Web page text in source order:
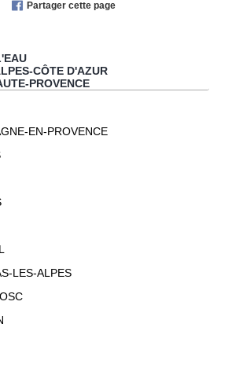
Partager cette page
CÔTE D'AZUR
PROVENCE
EN-PROVENCE
LES-ALPES